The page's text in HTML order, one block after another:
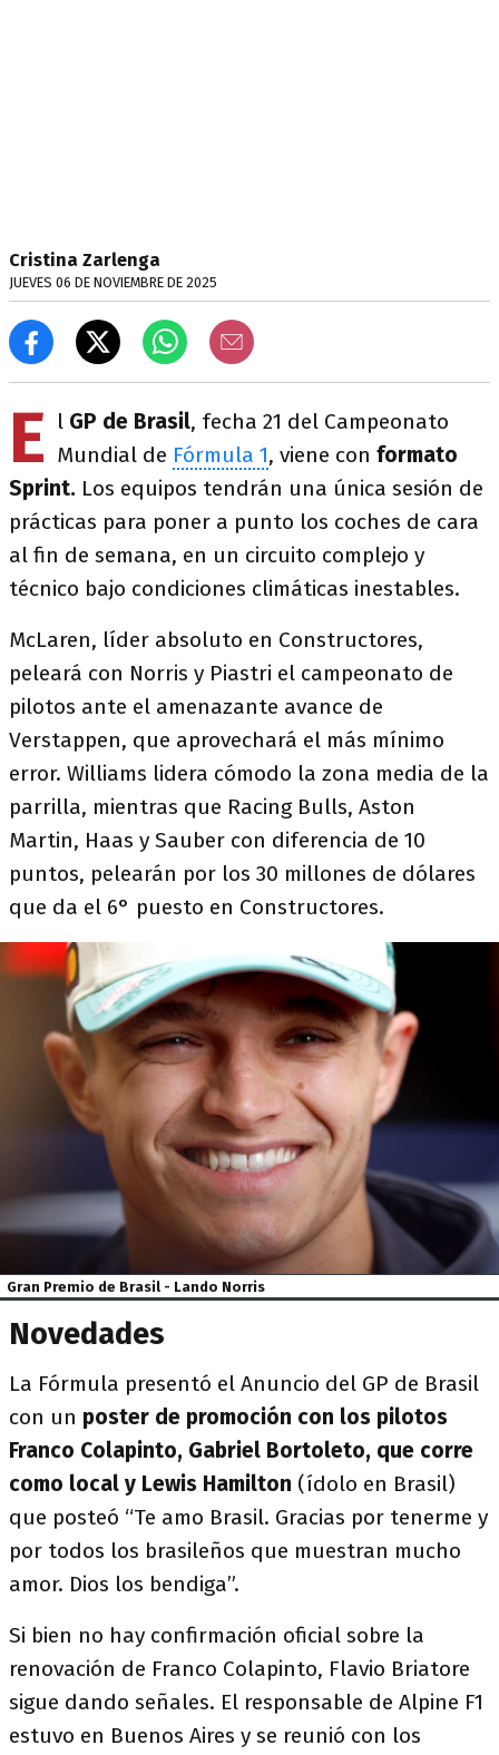
Cristina Zarlenga
JUEVES 06 DE NOVIEMBRE DE 2025
E l GP de Brasil, fecha 21 del Campeonato
Mundial de Fórmula 1, viene con formato
Sprint. Los equipos tendrán una única sesión de
prácticas para poner a punto los coches de cara
al fin de semana, en un circuito complejo y
técnico bajo condiciones climáticas inestables.
McLaren, líder absoluto en Constructores,
peleará con Norris y Piastri el campeonato de
pilotos ante el amenazante avance de
Verstappen, que aprovechará el más mínimo
error. Williams lidera cómodo la zona media de la
parrilla, mientras que Racing Bulls, Aston
Martin, Haas y Sauber con diferencia de 10
puntos, pelearán por los 30 millones de dólares
que da el 6° puesto en Constructores.
Gran Premio de Brasil - Lando Norris
Novedades
La Fórmula presentó el Anuncio del GP de Brasil
con un poster de promoción con los pilotos
Franco Colapinto, Gabriel Bortoleto, que corre
como local y Lewis Hamilton (ídolo en Brasil)
que posteó “Te amo Brasil. Gracias por tenerme y
por todos los brasileños que muestran mucho
amor. Dios los bendiga”.
Si bien no hay confirmación oficial sobre la
renovación de Franco Colapinto, Flavio Briatore
sigue dando señales. El responsable de Alpine F1
estuvo en Buenos Aires y se reunió con los